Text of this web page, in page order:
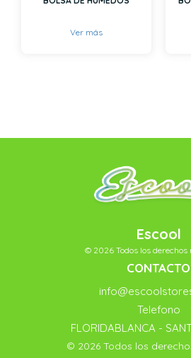
Ver más
Escool
© 2026 Todos los derechos
CONTACTO
Telefono
FLORIDABLANCA -
© 2026 Todos los